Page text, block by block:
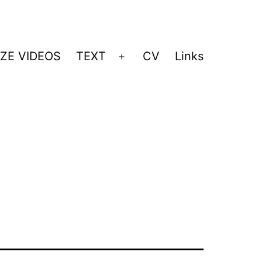
VIDEOS TEXT
Menü
CV Links